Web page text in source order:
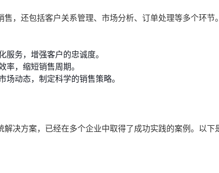
，还包括客户关系管理、市场分析、订单处理等多个环节
服务，增强客户的忠诚度。
率，缩短销售周期。
动态，制定科学的销售策略。
决方案，已经在多个企业中取得了成功实践的案例。以下